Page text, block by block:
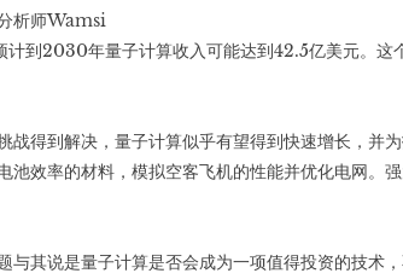
析师Wamsi
到2030年量子计算收入可能达到42.5亿美元。这
战得到解决，量子计算似乎有望得到快速增长，并
池效率的材料，模拟空客飞机的性能并优化电网。
与其说是量子计算是否会成为一项值得投资的技术